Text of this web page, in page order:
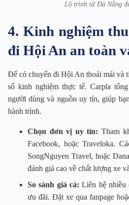
Lộ trình từ Đà Nẵng
4. Kinh nghiệm
đi Hội An an toàn
Để có chuyến đi Hội An thoải mái và
số kinh nghiệm thực tế. Carpla
người dùng và nguồn uy tín, giúp
hành trình.
Chọn đơn vị uy tín: Tham
Facebook, hoặc Traveloka.
SongNguyen Travel, hoặc
đánh giá cao về chất lượng xe
So sánh giá cả: Liên hệ nhiều
ưu đãi. Đặt xe qua fanpage